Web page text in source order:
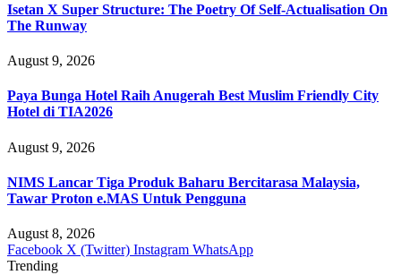
Isetan X Super Structure: The Poetry Of Self-Actualisation On
The Runway
August 9, 2026
Paya Bunga Hotel Raih Anugerah Best Muslim Friendly City
Hotel di TIA2026
August 9, 2026
NIMS Lancar Tiga Produk Baharu Bercitarasa Malaysia,
Tawar Proton e.MAS Untuk Pengguna
August 8, 2026
Facebook X (Twitter) Instagram WhatsApp
Trending